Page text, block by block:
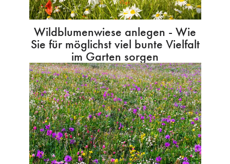
Wildblumenwiese anlegen - Wie
Sie für möglichst viel bunte Vielfalt
im Garten sorgen